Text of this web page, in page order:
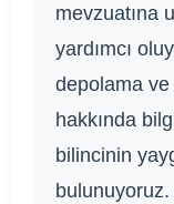
mevzuatına
yardımcı
depolama
hakkında
bilincinin